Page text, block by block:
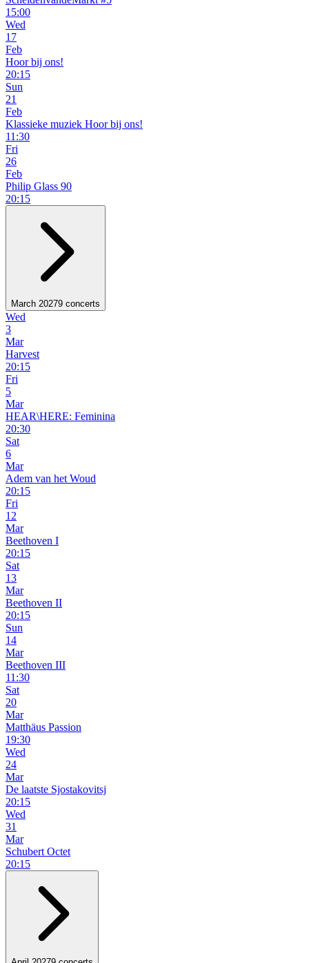
15:00
Wed
17
Feb
Hoor bij ons!
20:15
Sun
21
Feb
Klassieke muziek Hoor bij ons!
11:30
Fri
26
Feb
Philip Glass 90
20:15
March 20279 concerts
Wed
3
Mar
Harvest
20:15
Fri
5
Mar
HEAR\HERE: Feminina
20:30
Sat
6
Mar
Adem van het Woud
20:15
Fri
12
Mar
Beethoven I
20:15
Sat
13
Mar
Beethoven II
20:15
Sun
14
Mar
Beethoven III
11:30
Sat
20
Mar
Matthäus Passion
19:30
Wed
24
Mar
De laatste Sjostakovitsj
20:15
Wed
31
Mar
Schubert Octet
20:15